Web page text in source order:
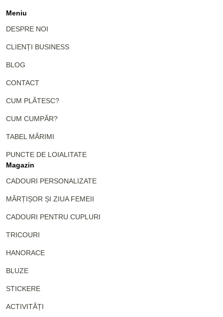
Meniu
DESPRE NOI
CLIENȚI BUSINESS
BLOG
CONTACT
CUM PLĂTESC?
CUM CUMPĂR?
TABEL MĂRIMI
PUNCTE DE LOIALITATE
Magazin
CADOURI PERSONALIZATE
MĂRȚIȘOR ȘI ZIUA FEMEII
CADOURI PENTRU CUPLURI
TRICOURI
HANORACE
BLUZE
STICKERE
ACTIVITĂȚI